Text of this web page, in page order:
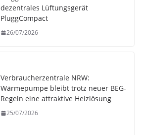
dezentrales Lüftungsgerät
PluggCompact
26/07/2026
Verbraucherzentrale NRW:
Wärmepumpe bleibt trotz neuer BEG-
Regeln eine attraktive Heizlösung
25/07/2026